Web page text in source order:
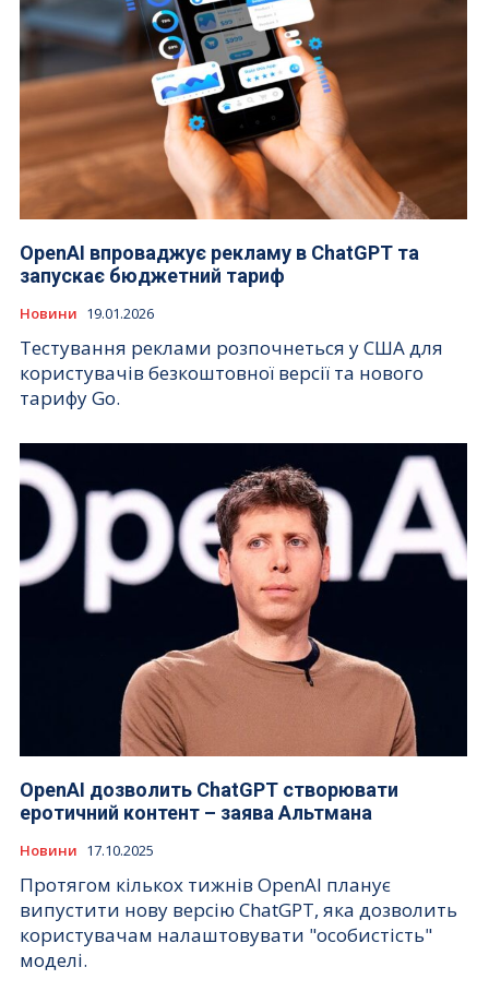
OpenAI впроваджує рекламу в ChatGPT та
запускає бюджетний тариф
Новини 19.01.2026
Тестування реклами розпочнеться у США для
користувачів безкоштовної версії та нового
тарифу Go.
OpenAI дозволить ChatGPT створювати
еротичний контент – заява Альтмана
Новини 17.10.2025
Протягом кількох тижнів OpenAI планує
випустити нову версію ChatGPT, яка дозволить
користувачам налаштовувати "особистість"
моделі.